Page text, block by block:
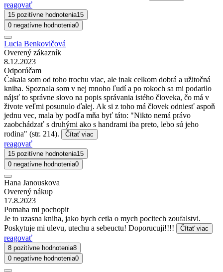
reagovať
15 pozitívne hodnotenia15
0 negatívne hodnotenia0
Lucia Benkovičová
Overený zákazník
8.12.2023
Odporúčam
Čakala som od toho trochu viac, ale inak celkom dobrá a užitočná
kniha. Spoznala som v nej mnoho ľudí a po rokoch sa mi podarilo
nájsť to správne slovo na popis správania istého človeka, čo má v
živote veľmi posunulo ďalej. Ak si z toho má človek odniesť aspoň
jednu vec, mala by podľa mňa byť táto: "Nikto nemá právo
zaobchádzať s druhými ako s handrami iba preto, lebo sú jeho
rodina" (str. 214).
Čítať viac
reagovať
15 pozitívne hodnotenia15
0 negatívne hodnotenia0
Hana Janouskova
Overený nákup
17.8.2023
Pomaha mi pochopit
Je to uzasna kniha, jako bych cetla o mych pocitech zoufalstvi.
Poskytuje mi ulevu, utechu a sebeuctu! Doporucuji!!!!
Čítať viac
reagovať
8 pozitívne hodnotenia8
0 negatívne hodnotenia0